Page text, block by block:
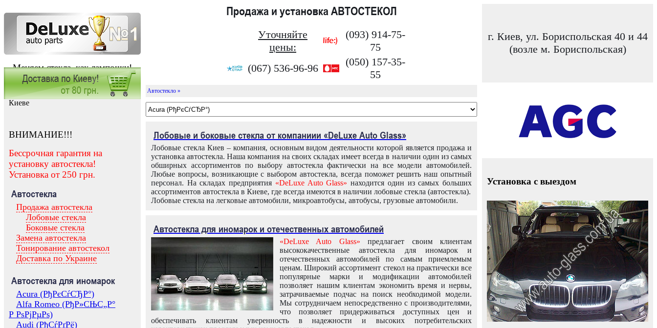
Меняем стекла, как лампочки!
Продажа и установка АВТОСТЕКОЛ
Уточняйте
цены:
(093) 914-75-
75
(067) 536-96-96
(050) 157-35-
55
г. Киев, ул. Бориспольская 40 и 44
(возле м. Бориспольская)
Заказать установку автостекла в
Киеве
ВНИМАНИЕ!!!
Бессрочная гарантия на
установку автостекла!
Установка от 250 грн.
Автостекла
Продажа автостекла
Лобовые стекла
Боковые стекла
Замена автостекла
Тонирование автостекол
Доставка по Украине
Автостекла для иномарок
Acura (РђРєСѓСЂР°)
Alfa Romeo (РђР»СЊС„Р°
Р РѕРјРµРѕ)
Audi (РђСѓРґРё)
Автостекло »
Лобовые и боковые стекла от компаниии «DeLuxe Auto Glass»
Лобовые стекла Киев – компания, основным видом деятельности которой является продажа и
установка автостекла. Наша компания на своих складах имеет всегда в наличии один из самых
обширных ассортиментов по выбору автостекла фактически на все модели автомобилей.
Любые вопросы, возникающие с выбором автостекла, всегда поможет решить наш опытный
персонал. На складах предприятия «DeLuxe Auto Glass» находится один из самых больших
ассортиментов автостекла в Киеве, где всегда имеются в наличии лобовые стекла (автостекла).
Лобовые стекла на легковые автомобили, микроавтобусы, автобусы, грузовые автомобили.
Автостекла для иномарок и отечественных автомобилей
«DeLuxe Auto Glass» предлагает своим клиентам
высококачественные автостекла для иномарок и
отечественных автомобилей по самым приемлемым
ценам. Широкий ассортимент стекол на практически все
популярные марки и модификации автомобилей
позволяет нашим клиентам экономить время и нервы,
затрачиваемые подчас на поиск необходимой модели.
Мы сотрудничаем непосредственно с производителями,
что позволяет придерживаться доступных цен и
обеспечивать клиентам уверенность в надежности и высоких потребительских
Установка с выездом